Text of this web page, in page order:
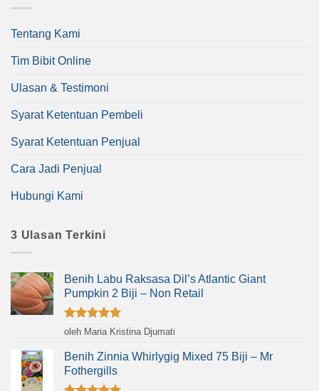
Tentang Kami
Tim Bibit Online
Ulasan & Testimoni
Syarat Ketentuan Pembeli
Syarat Ketentuan Penjual
Cara Jadi Penjual
Hubungi Kami
3 Ulasan Terkini
Benih Labu Raksasa Dil’s Atlantic Giant
Pumpkin 2 Biji – Non Retail
Dinilai5
oleh Maria Kristina Djumati
Benih Zinnia Whirlygig Mixed 75 Biji – Mr
Fothergills